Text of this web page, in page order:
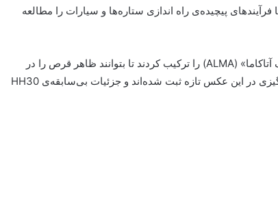
پیچیده‌ی راه اندازی ستاره‌ها و سیارات را مطالعه
تیم اخترشناسان تصاویر جیز وب، هابل و «آرایه میلی‌متری بزرگ آتاکاما» (ALMA) را ترکیب کردند تا بتوانند ظاهر قرص را در
طول موج‌های گوناگون بازدید کنند. مشاهدات به‌نحوه شگفت‌انگیزی در این عکس تازه ثبت شده‌اند و جزئیات بی‌سابقه‌ی HH30